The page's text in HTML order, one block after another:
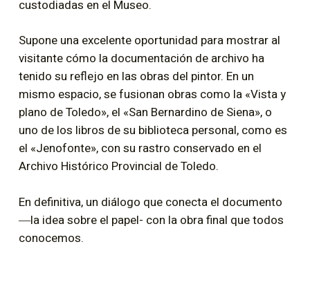
custodiadas en el Museo.
Supone una excelente oportunidad para mostrar al
visitante cómo la documentación de archivo ha
tenido su reflejo en las obras del pintor. En un
mismo espacio, se fusionan obras como la «Vista y
plano de Toledo», el «San Bernardino de Siena», o
uno de los libros de su biblioteca personal, como es
el «Jenofonte», con su rastro conservado en el
Archivo Histórico Provincial de Toledo.
En definitiva, un diálogo que conecta el documento
―la idea sobre el papel- con la obra final que todos
conocemos.